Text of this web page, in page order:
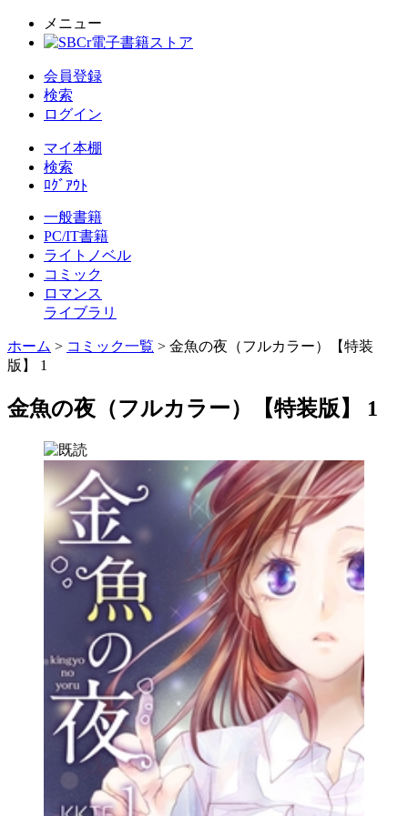
メニュー
会員登録
検索
ログイン
マイ本棚
検索
ﾛｸﾞｱｳﾄ
一般書籍
PC/IT書籍
ライトノベル
コミック
ロマンス
ライブラリ
ホーム > コミック一覧 > 金魚の夜（フルカラー）【特装
版】 1
金魚の夜（フルカラー）【特装版】 1